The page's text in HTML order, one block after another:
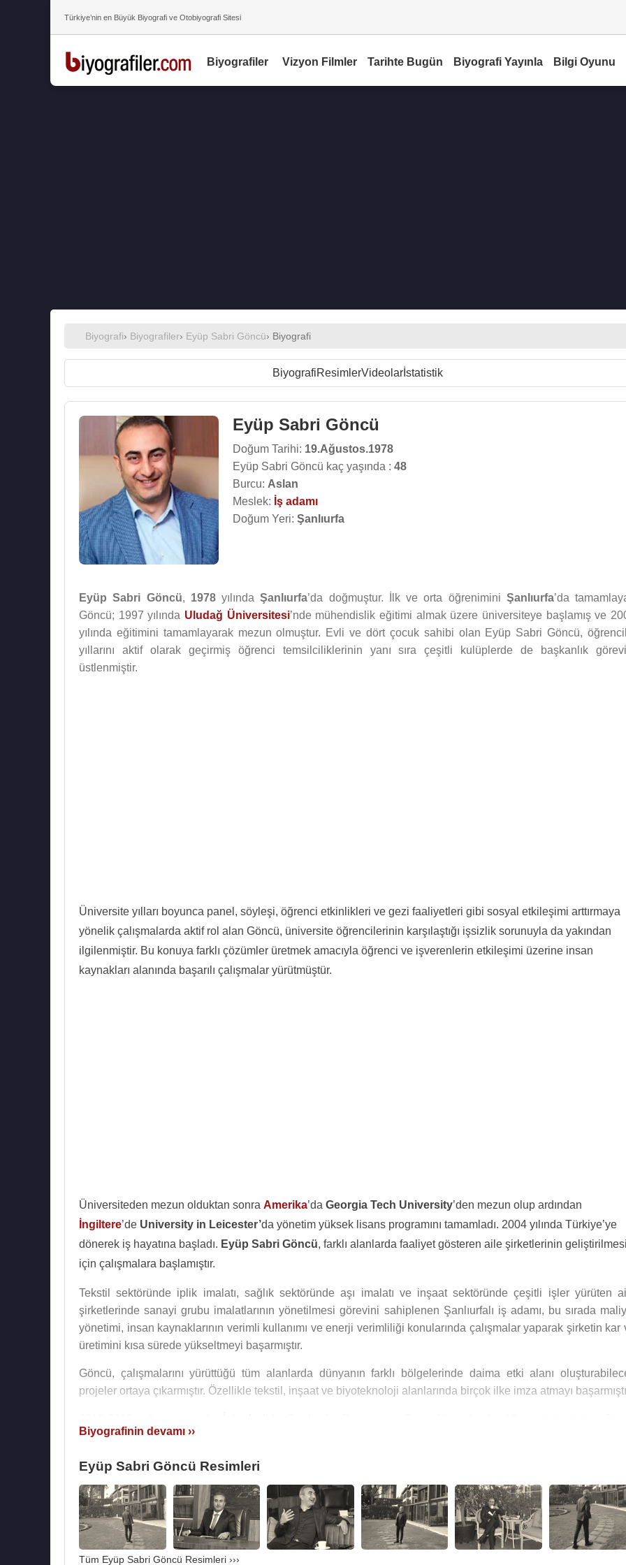
Türkiye’nin en Büyük Biyografi ve Otobiyografi Sitesi
Biyografiler Vizyon Filmler Tarihte Bugün Biyografi Yayınla Bilgi Oyunu
Biyografi› Biyografiler› Eyüp Sabri Göncü› Biyografi
BiyografiResimlerVideolarİstatistik
Eyüp Sabri Göncü
Doğum Tarihi: 19.Ağustos.1978
Eyüp Sabri Göncü kaç yaşında : 48
Burcu: Aslan
Meslek: İş adamı
Doğum Yeri: Şanlıurfa
Eyüp Sabri Göncü, 1978yılındaŞanlıurfa’da doğmuştur. İlk ve orta öğrenimini Şanlıurfa’da
Göncü; 1997 yılında Uludağ Üniversitesi’nde mühendislik eğitimi almak üzere üniversiteye başlamış ve
yılında eğitimini tamamlayarak mezun olmuştur. Evli ve dört çocuk sahibi olan Eyüp Sabri Göncü,
yıllarını aktif olarak geçirmiş öğrenci temsilciliklerinin yanı sıra çeşitli kulüplerde de başkanlık
üstlenmiştir.
Üniversite yılları boyunca panel, söyleşi, öğrenci etkinlikleri ve gezi faaliyetleri gibi sosyal etkileşimi arttırmaya
yönelik çalışmalarda aktif rol alan Göncü, üniversite öğrencilerinin karşılaştığı işsizlik sorunuyla da yakından
ilgilenmiştir. Bu konuya farklı çözümler üretmek amacıyla öğrenci ve işverenlerin etkileşimi üzerine insan
kaynakları alanında başarılı çalışmalar yürütmüştür.
Üniversiteden mezun olduktan sonra Amerika’da Georgia Tech University’den mezun olup ardından
İngiltere’de University in Leicester’da yönetim yüksek lisans programını tamamladı. 2004 yılında Türkiye’ye
dönerek iş hayatına başladı. Eyüp Sabri Göncü, farklı alanlarda faaliyet gösteren aile şirketlerinin
için çalışmalara başlamıştır.
Tekstil sektöründe iplik imalatı, sağlık sektöründe aşı imalatı ve inşaat sektöründe çeşitli işler yürüten
şirketlerinde sanayi grubu imalatlarının yönetilmesi görevini sahiplenen Şanlıurfalı iş adamı, bu sırada
yönetimi, insan kaynaklarının verimli kullanımı ve enerji verimliliği konularında çalışmalar yaparak şirketin kar
üretimini kısa sürede yükseltmeyi başarmıştır.
Göncü, çalışmalarını yürüttüğü tüm alanlarda dünyanın farklı bölgelerinde daima etki alanı
projeler ortaya çıkarmıştır. Özellikle tekstil, inşaat ve biyoteknoloji alanlarında birçok ilke imza atmayı
esnasında pek çok öğrenciye burs imkanı sağlayan dernek Urfalıların İstanbul’da ki en önemli temsil
başarılı iş adamı, bütün yatırımlarını aşı ve biyolojik madde üretimine yönlendirmiştir.
DollvetÜretim Kampüsü,Türkiye’ninFAO( Birleşmiş MilletlerGıda ve Tarım Örgütü)’ya akredite
standartlarındaki ilk aşı firması olmayı başarmış ve dünya standartlarında inaktif aşı üretebilen nadir
biri haline gelmiştir. Merkez ofisiİstanbul’da yer alanDollvet’inŞanlıurfa Sanayi Bölgesi içerisindeki tesisi,
adet aşı ve 3 adet test kiti ruhsatı ile birlikte biyoteknoloji alanında faaliyetlerini sürdürmektedir.
Biyografinin devamı ››
Eyüp Sabri Göncü Resimleri
Tüm Eyüp Sabri Göncü Resimleri ›››